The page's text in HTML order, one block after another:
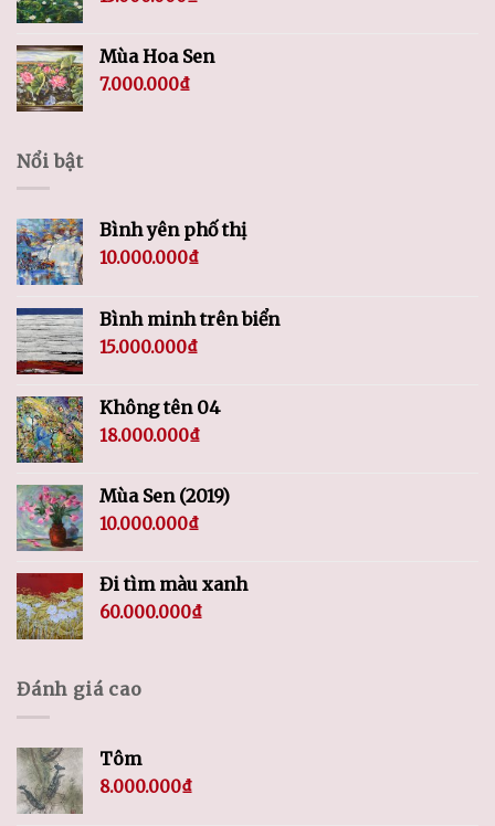
Mùa Hoa Sen
7.000.000₫
Nổi bật
Bình yên phố thị
10.000.000₫
Bình minh trên biển
15.000.000₫
Không tên 04
18.000.000₫
Mùa Sen (2019)
10.000.000₫
Đi tìm màu xanh
60.000.000₫
Đánh giá cao
Tôm
8.000.000₫